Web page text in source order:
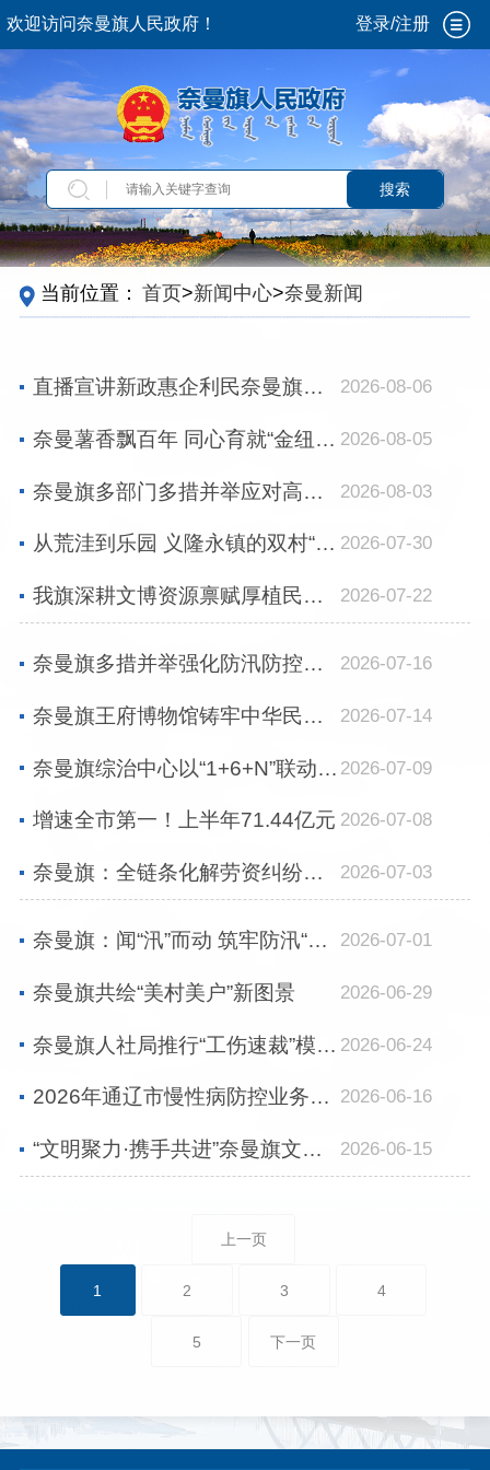
欢迎访问奈曼旗人民政府！ 登录/注册
搜索
当前位置： 首页>新闻中心>奈曼新闻
直播宣讲新政惠企利民奈曼旗办结全旗首笔公积金装修提取业务 2026-08-06
奈曼薯香飘百年 同心育就“金纽带” 2026-08-05
奈曼旗多部门多措并举应对高温 全力保供护民生 2026-08-03
从荒洼到乐园 义隆永镇的双村“变形记” 2026-07-30
我旗深耕文博资源禀赋厚植民族团结根基 2026-07-22
奈曼旗多措并举强化防汛防控能力筑牢县域安全屏障 2026-07-16
奈曼旗王府博物馆铸牢中华民族共同体意识优秀实践范例 2026-07-14
奈曼旗综治中心以“1+6+N”联动机制筑牢民生维权底线 2026-07-09
增速全市第一！上半年71.44亿元 2026-07-08
奈曼旗：全链条化解劳资纠纷多元调解 快速仲裁 2026-07-03
奈曼旗：闻“汛”而动 筑牢防汛“安全堤” 2026-07-01
奈曼旗共绘“美村美户”新图景 2026-06-29
奈曼旗人社局推行“工伤速裁”模式高效化解维权纠纷 2026-06-24
2026年通辽市慢性病防控业务工作培训班暨重大公共卫生服务项目现场会在奈曼旗召开 2026-06-16
“文明聚力·携手共进”奈曼旗文明单位与文明村镇结对共建行动正式启动 2026-06-15
上一页
1 2 3 4
5 下一页